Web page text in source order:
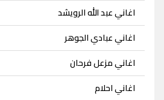
اغاني عبد الله الرويشد
اغاني عبادي الجوهر
اغاني مزعل فرحان
اغاني احلام